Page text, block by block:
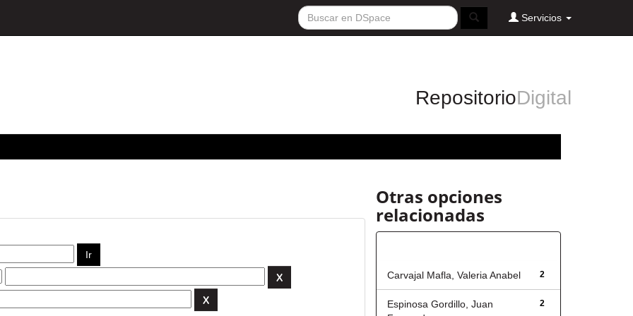
Servicios
RepositorioDigital
Otras opciones
relacionadas
2
Carvajal Mafla, Valeria Anabel
2
Espinosa Gordillo, Juan